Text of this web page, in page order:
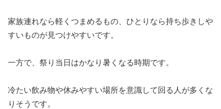
家族連れなら軽くつまめるもの、ひとりなら持ち歩きしや
すいものが見つけやすいです。
一方で、祭り当日はかなり暑くなる時期です。
冷たい飲み物や休みやすい場所を意識して回る人が多くな
りそうです。